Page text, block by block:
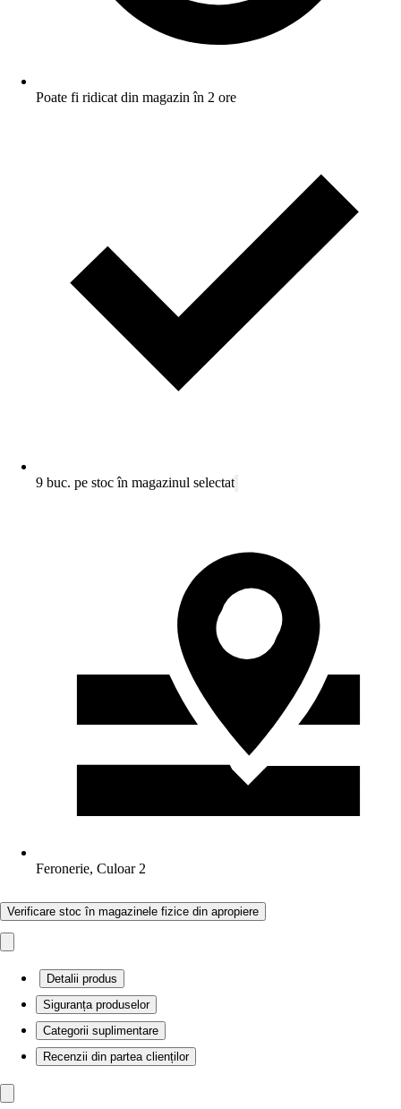
Poate fi ridicat din magazin în 2 ore
9 buc. pe stoc în magazinul selectat
Feronerie, Culoar 2
Verificare stoc în magazinele fizice din apropiere
Detalii produs
Siguranța produselor
Categorii suplimentare
Recenzii din partea clienților